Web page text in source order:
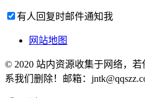
有人回复时邮件通知我
网站地图
© 2020 站内资源收集于网络，
系我们删除！邮箱：